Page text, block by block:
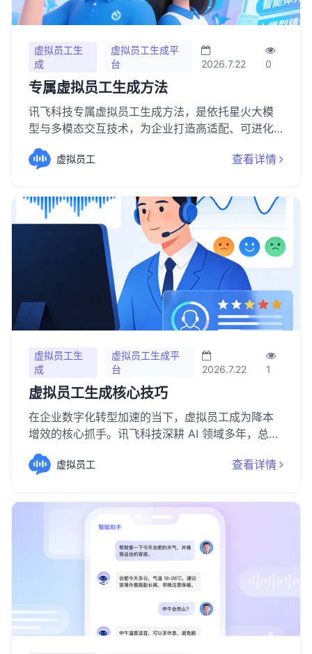
虚拟员工生
成
虚拟员工生成平
台
2026.7.22 0
专属虚拟员工生成方法
讯飞科技专属虚拟员工生成方法，是依托星火大模
型与多模态交互技术，为企业打造高适配、可进化
AI 数字员工的全链路解决方案，助力企业低成本、
高效率完成数字化人力部署。
虚拟员工 查看详情
虚拟员工生
成
虚拟员工生成平
台
2026.7.22 1
虚拟员工生成核心技巧
在企业数字化转型加速的当下，虚拟员工成为降本
增效的核心抓手。讯飞科技深耕 AI 领域多年，总结
出虚拟员工生成的核心技巧，兼顾高效落地与智能
适配，助力企业快速打造专属数字生产力。
虚拟员工 查看详情